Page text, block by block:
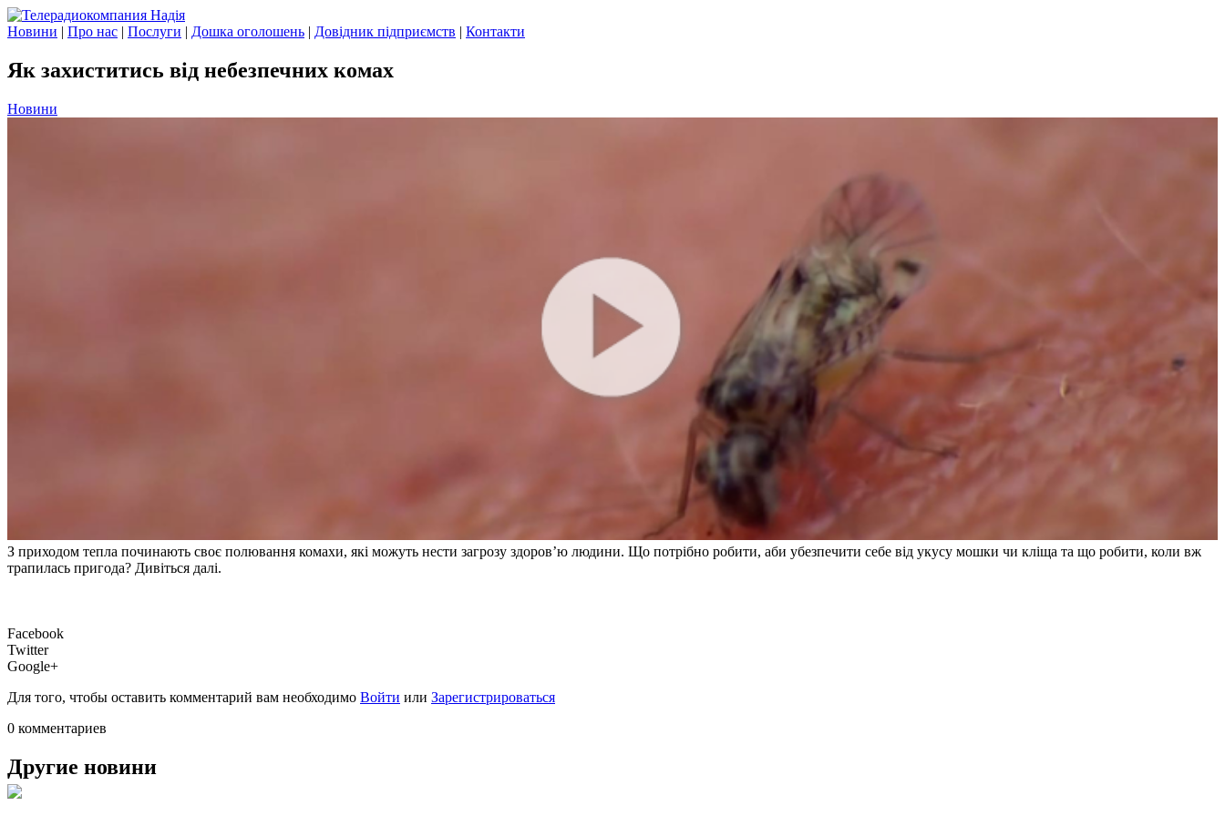
Новини | Про нас | Послуги | Дошка оголошень | Довідник підприємств | Контакти
Як захиститись від небезпечних комах
Новини
З приходом тепла починають своє полювання комахи, які можуть нести загрозу здоров’ю людини. Що потрібно робити, аби убезпечити себе від укусу мошки чи кліща та що робити, коли вж
трапилась пригода? Дивіться далі.
Facebook
Twitter
Google+
Для того, чтобы оставить комментарий вам необходимо Войти или Зарегистрироваться
0 комментариев
Другие новини